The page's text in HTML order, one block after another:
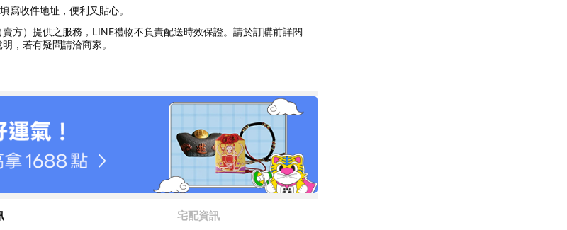
寫收件地址，便利又貼心。
賣方）提供之服務，LINE禮物不負責配送時效保證。請於訂購前詳閱
，若有疑問請洽商家。
宅配資訊